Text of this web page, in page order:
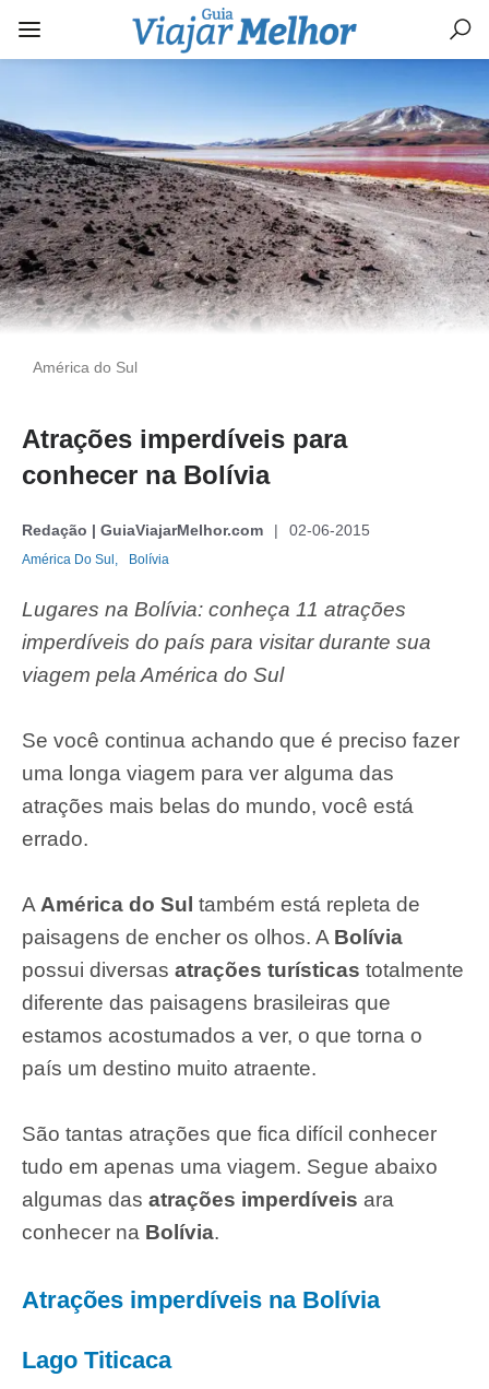
América do Sul
Atrações imperdíveis para
conhecer na Bolívia
Redação | GuiaViajarMelhor.com 02-06-2015
América Do Sul, Bolívia
Lugares na Bolívia: conheça 11 atrações
imperdíveis do país para visitar durante sua
viagem pela América do Sul
Se você continua achando que é preciso fazer
uma longa viagem para ver alguma das
atrações mais belas do mundo, você está
errado.
A América do Sul também está repleta de
paisagens de encher os olhos. A Bolívia
possui diversas atrações turísticas totalmente
diferente das paisagens brasileiras que
estamos acostumados a ver, o que torna o
país um destino muito atraente.
São tantas atrações que fica difícil conhecer
tudo em apenas uma viagem. Segue abaixo
algumas das atrações imperdíveis ara
conhecer na Bolívia.
Atrações imperdíveis na Bolívia
Lago Titicaca